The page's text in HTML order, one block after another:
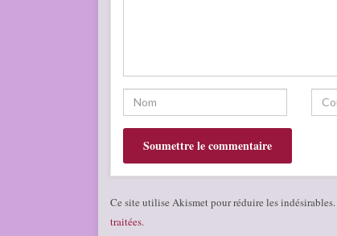
Ce site utilise Akismet pour réduire les indésirables.
traitées.